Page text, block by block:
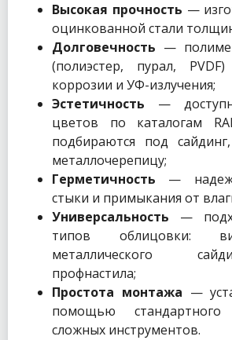
Высокая прочность —
оцинкованной стали
Долговечность —
(полиэстер, пурал,
коррозии и УФ-излучения;
Эстетичность —
цветов по каталогам
подбираются под
металлочерепицу;
Герметичность —
стыки и примыкания от
Универсальность —
типов облицовки:
металлического
профнастила;
Простота монтажа —
помощью
сложных инструментов.